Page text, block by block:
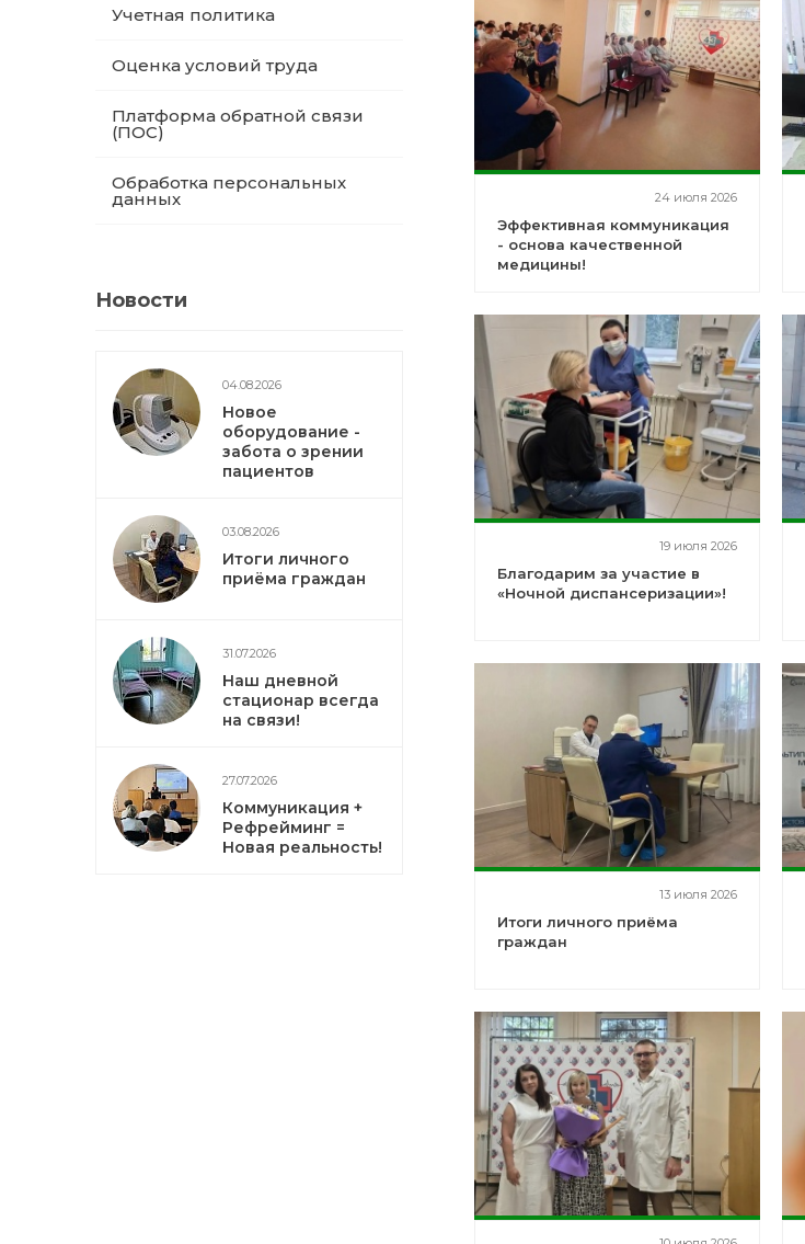
Учетная политика
Оценка условий труда
Платформа обратной связи
(ПОС)
Обработка персональных
данных
Новости
04.08.2026
Новое
оборудование -
забота о зрении
пациентов
03.08.2026
Итоги личного
приёма граждан
31.07.2026
Наш дневной
стационар всегда
на связи!
27.07.2026
Коммуникация +
Рефрейминг =
Новая реальность!
24 июля 2026
Эффективная коммуникация
- основа качественной
медицины!
19 июля 2026
Благодарим за участие в
«Ночной диспансеризации»!
13 июля 2026
Итоги личного приёма
граждан